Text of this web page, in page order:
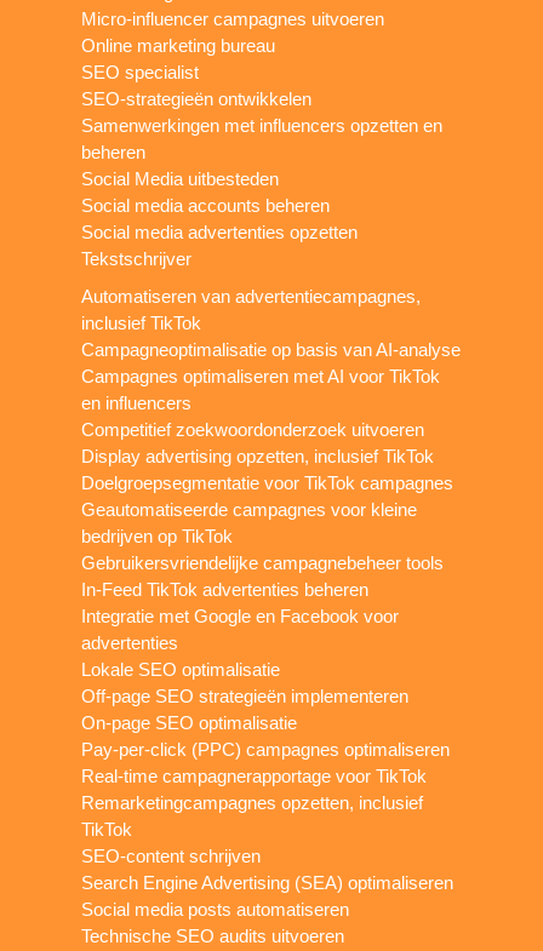
Micro-influencer campagnes uitvoeren
Online marketing bureau
SEO specialist
SEO-strategieën ontwikkelen
Samenwerkingen met influencers opzetten en
beheren
Social Media uitbesteden
Social media accounts beheren
Social media advertenties opzetten
Tekstschrijver
Automatiseren van advertentiecampagnes,
inclusief TikTok
Campagneoptimalisatie op basis van AI-analyse
Campagnes optimaliseren met AI voor TikTok
en influencers
Competitief zoekwoordonderzoek uitvoeren
Display advertising opzetten, inclusief TikTok
Doelgroepsegmentatie voor TikTok campagnes
Geautomatiseerde campagnes voor kleine
bedrijven op TikTok
Gebruikersvriendelijke campagnebeheer tools
In-Feed TikTok advertenties beheren
Integratie met Google en Facebook voor
advertenties
Lokale SEO optimalisatie
Off-page SEO strategieën implementeren
On-page SEO optimalisatie
Pay-per-click (PPC) campagnes optimaliseren
Real-time campagnerapportage voor TikTok
Remarketingcampagnes opzetten, inclusief
TikTok
SEO-content schrijven
Search Engine Advertising (SEA) optimaliseren
Social media posts automatiseren
Technische SEO audits uitvoeren